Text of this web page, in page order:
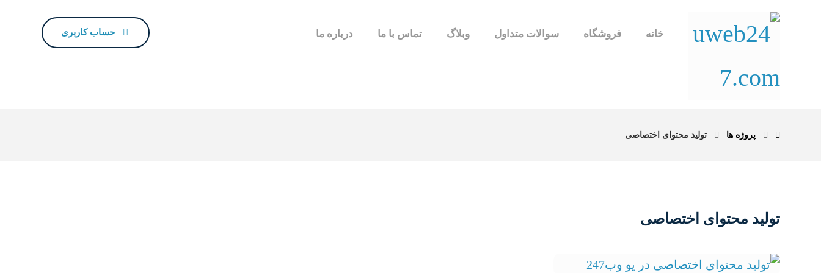
خانه فروشگاه سوالات متداول وبلاگ تماس با ما درباره ما حساب کاربری
پروژه ها تولید محتوای اختصاصی
تولید محتوای اختصاصی